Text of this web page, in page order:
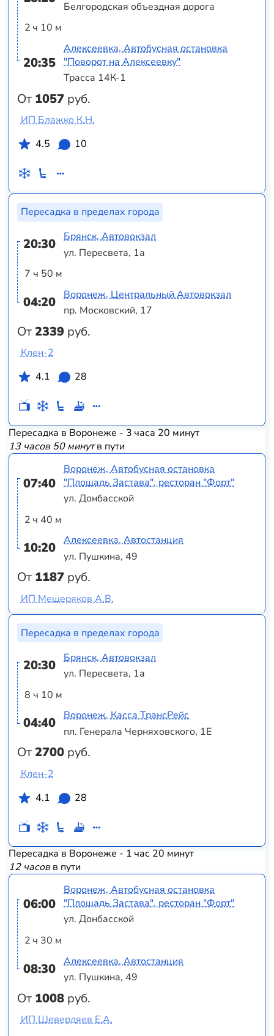
2 ч 10 м
20:35
От 1057 руб.
Белгородская объездная дорога
Алексеевка, Автобусная остановка
"Поворот на Алексеевку"
Трасса 14К-1
ИП Блажко К.Н.
4.5
10
Пересадка в пределах города
20:30
7 ч 50 м
04:20
От2339 руб.
Брянск, Автовокзал
ул. Пересвета, 1а
Воронеж, Центральный Автовокзал
пр. Московский, 17
Клен-2
4.1
28
Пересадка в Воронеже - 3 часа 20 минут
13 часов 50 минутв пути
07:40
2 ч 40 м
10:20
От 1187 руб.
Воронеж, Автобусная остановка
"Площадь Застава", ресторан "Форт"
ул. Донбасской
Алексеевка, Автостанция
ул. Пушкина, 49
ИП Мещеряков А.В.
Пересадка в пределах города
20:30
8 ч 10 м
04:40
От2700 руб.
Брянск, Автовокзал
ул. Пересвета, 1а
Воронеж, Касса ТрансРейс
пл. Генерала Черняховского, 1Е
Клен-2
4.1
28
Пересадка в Воронеже - 1 час 20 минут
12 часовв пути
06:00
2 ч 30 м
08:30
От 1008 руб.
Воронеж, Автобусная остановка
"Площадь Застава", ресторан "Форт"
ул. Донбасской
Алексеевка, Автостанция
ул. Пушкина, 49
ИП Шевердяев Е.А.